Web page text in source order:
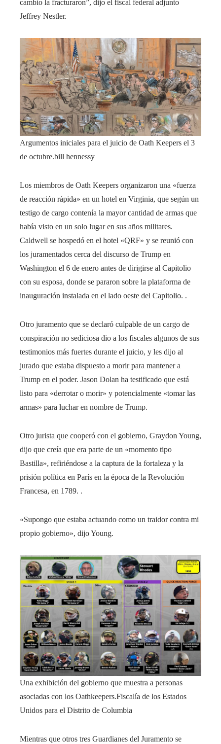
cambio la fracturaron”, dijo el fiscal federal adjunto
Jeffrey Nestler.
Argumentos iniciales para el juicio de Oath Keepers el 3
de octubre.bill hennessy
Los miembros de Oath Keepers organizaron una «fuerza
de reacción rápida» en un hotel en Virginia, que según un
testigo de cargo contenía la mayor cantidad de armas que
había visto en un solo lugar en sus años militares.
Caldwell se hospedó en el hotel «QRF» y se reunió con
los juramentados cerca del discurso de Trump en
Washington el 6 de enero antes de dirigirse al Capitolio
con su esposa, donde se pararon sobre la plataforma de
inauguración instalada en el lado oeste del Capitolio. .
Otro juramento que se declaró culpable de un cargo de
conspiración no sediciosa dio a los fiscales algunos de sus
testimonios más fuertes durante el juicio, y les dijo al
jurado que estaba dispuesto a morir para mantener a
Trump en el poder. Jason Dolan ha testificado que está
listo para «derrotar o morir» y potencialmente «tomar las
armas» para luchar en nombre de Trump.
Otro jurista que cooperó con el gobierno, Graydon Young,
dijo que creía que era parte de un «momento tipo
Bastilla», refiriéndose a la captura de la fortaleza y la
prisión política en París en la época de la Revolución
Francesa, en 1789. .
«Supongo que estaba actuando como un traidor contra mi
propio gobierno», dijo Young.
Una exhibición del gobierno que muestra a personas
asociadas con los Oathkeepers.Fiscalía de los Estados
Unidos para el Distrito de Columbia
Mientras que otros tres Guardianes del Juramento se